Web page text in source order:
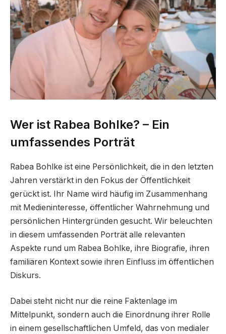
Wer ist Rabea Bohlke? – Ein
umfassendes Porträt
Rabea Bohlke ist eine Persönlichkeit, die in den letzten
Jahren verstärkt in den Fokus der Öffentlichkeit
gerückt ist. Ihr Name wird häufig im Zusammenhang
mit Medieninteresse, öffentlicher Wahrnehmung und
persönlichen Hintergründen gesucht. Wir beleuchten
in diesem umfassenden Porträt alle relevanten
Aspekte rund um Rabea Bohlke, ihre Biografie, ihren
familiären Kontext sowie ihren Einfluss im öffentlichen
Diskurs.
Dabei steht nicht nur die reine Faktenlage im
Mittelpunkt, sondern auch die Einordnung ihrer Rolle
in einem gesellschaftlichen Umfeld, das von medialer